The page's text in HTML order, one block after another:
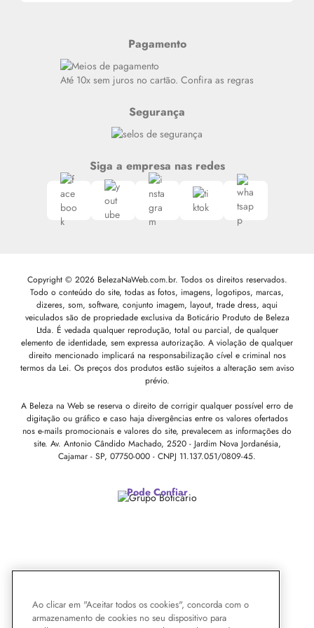
Siga nosso canal no Whatsapp
Pagamento
Até 10x sem juros no cartão. Confira as regras
Segurança
Siga a empresa nas redes
Copyright © 2026 BelezaNaWeb.com.br. Todos os direitos reservados.
Todo o conteúdo do site, todas as fotos, imagens, logotipos, marcas,
dizeres, som, software, conjunto imagem, layout, trade dress, aqui
veiculados são de propriedade exclusiva da Boticário Produto de Beleza
Ltda. É vedada qualquer reprodução, total ou parcial, de qualquer
elemento de identidade, sem expressa autorização. A violação de qualquer
direito mencionado implicará na responsabilização cível e criminal nos
termos da Lei. Os preços dos produtos estão sujeitos a alteração sem aviso
prévio.
A Beleza na Web se reserva o direito de corrigir qualquer possível erro de
digitação ou gráfico e caso haja divergências entre os valores ofertados
nos e-mails promocionais e valores do site, prevalecem as informações do
site. Av. Antonio Cândido Machado, 2520 - Jardim Nova Jordanésia,
Cajamar - SP, 07750-000 - CNPJ 11.137.051/0809-45.
Pode Confiar
Ao clicar em "Aceitar todos os cookies", concorda com o
armazenamento de cookies no seu dispositivo para